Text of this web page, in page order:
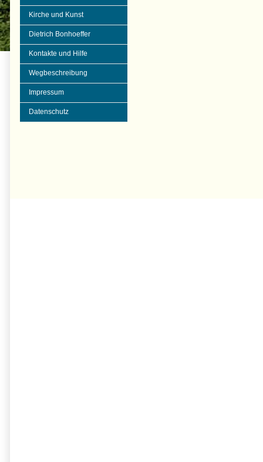
Kirche und Kunst
Dietrich Bonhoeffer
Kontakte und Hilfe
Wegbeschreibung
Impressum
Datenschutz